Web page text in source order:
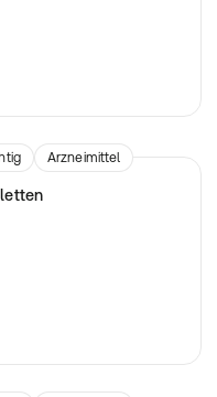
Arzneimittel